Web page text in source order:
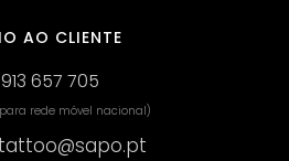
AO CLIENTE
913 657 705
rede móvel nacional)